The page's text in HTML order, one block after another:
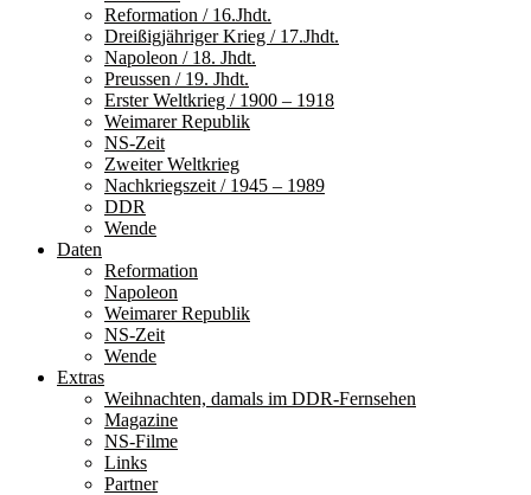
Reformation / 16.Jhdt.
Dreißigjähriger Krieg / 17.Jhdt.
Napoleon / 18. Jhdt.
Preussen / 19. Jhdt.
Erster Weltkrieg / 1900 – 1918
Weimarer Republik
NS-Zeit
Zweiter Weltkrieg
Nachkriegszeit / 1945 – 1989
DDR
Wende
Daten
Reformation
Napoleon
Weimarer Republik
NS-Zeit
Wende
Extras
Weihnachten, damals im DDR-Fernsehen
Magazine
NS-Filme
Links
Partner